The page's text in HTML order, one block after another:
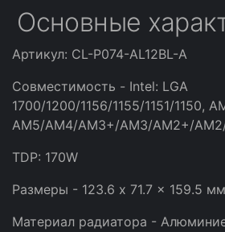
Основные
Артикул: CL-P074-AL12BL-A
Совместимость - Intel: LGA
1700/1200/1156/1155/1151/1150,
AM5/AM4/AM3+/AM3/AM2+/
TDP: 170W
Размеры - 123.6 x 71.7 x 159.5 мм
Материал радиатора -